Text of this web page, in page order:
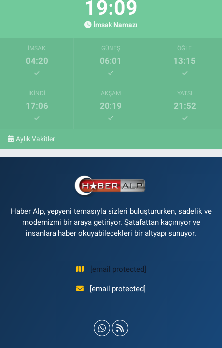
19:08
İmsak Namazı
İMSAK
04:20
GÜNEŞ
06:01
ÖĞLE
13:15
İKINDI
17:06
AKŞAM
20:19
YATSI
21:52
Aylık Vakitler
Haber Alp, yepyeni temasıyla sizleri buluştururken, sadelik ve
modernizmi bir araya getiriyor. Şatafattan kaçınıyor ve
insanlara haber okuyabilecekleri bir altyapı sunuyor.
[email protected]
[email protected]